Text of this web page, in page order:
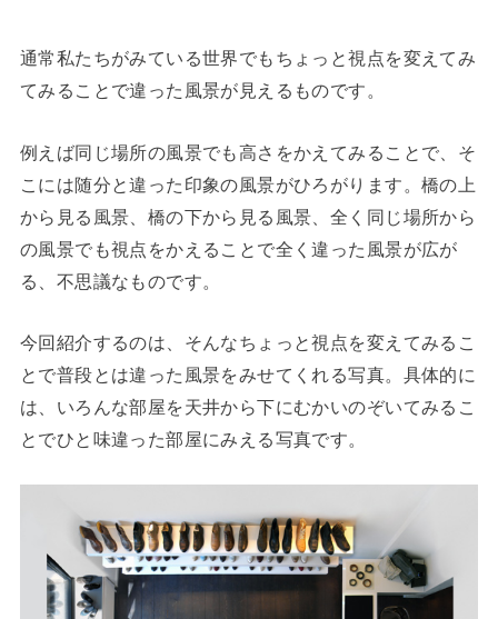
通常私たちがみている世界でもちょっと視点を変えてみ
てみることで違った風景が見えるものです。
例えば同じ場所の風景でも高さをかえてみることで、そ
こには随分と違った印象の風景がひろがります。橋の上
から見る風景、橋の下から見る風景、全く同じ場所から
の風景でも視点をかえることで全く違った風景が広が
る、不思議なものです。
今回紹介するのは、そんなちょっと視点を変えてみるこ
とで普段とは違った風景をみせてくれる写真。具体的に
は、いろんな部屋を天井から下にむかいのぞいてみるこ
とでひと味違った部屋にみえる写真です。